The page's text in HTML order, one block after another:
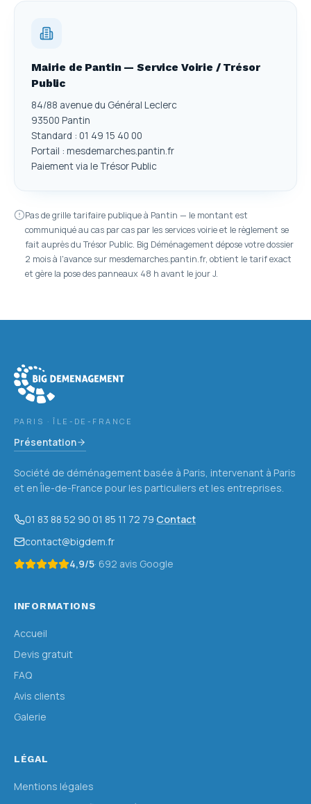
Mairie de Pantin — Service Voirie / Trésor
Public
84/88 avenue du Général Leclerc
93500 Pantin
Standard : 01 49 15 40 00
Portail : mesdemarches.pantin.fr
Paiement via le Trésor Public
Pas de grille tarifaire publique à Pantin — le montant est
communiqué au cas par cas par les services voirie et le règlement se
fait auprès du Trésor Public. Big Déménagement dépose votre dossier
2 mois à l'avance sur mesdemarches.pantin.fr, obtient le tarif exact
et gère la pose des panneaux 48 h avant le jour J.
PARIS · ÎLE-DE-FRANCE
Présentation
Société de déménagement basée à Paris, intervenant à Paris
et en Île-de-France pour les particuliers et les entreprises.
01 83 88 52 90·01 85 11 72 79·Contact
contact@bigdem.fr
4,9/5· 692 avis Google
INFORMATIONS
Accueil
Devis gratuit
FAQ
Avis clients
Galerie
LÉGAL
Mentions légales